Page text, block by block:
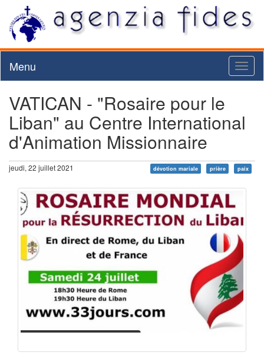
Menu
VATICAN - "Rosaire pour le
Liban" au Centre International
d'Animation Missionnaire
jeudi, 22 juillet 2021 dévotion mariale prière paix